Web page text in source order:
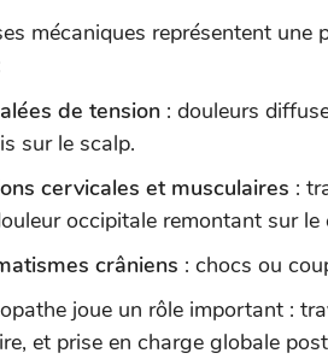
mécaniques représentent
de tension : douleurs
sur le scalp.
cervicales et musculaires :
occipitale remontant sur le
crâniens : chocs ou
joue un rôle important :
et prise en charge globale